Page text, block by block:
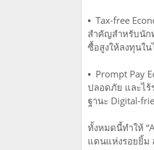
▪️ Tax-free
สำคัญสำหรับนัก
ซื้อสูงให้ลงทุนใน
▪️ Prompt Pay
ปลอดภัย และไร้
ฐานะ Digital-
ทั้งหมดนี้ทำให้
แดนแห่งรอยยิ้ม